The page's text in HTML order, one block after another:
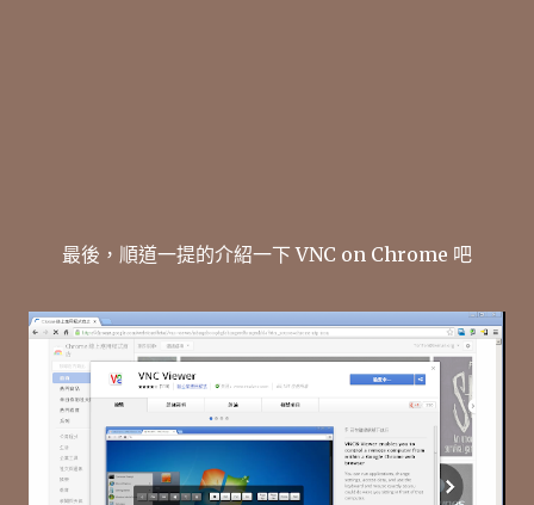
最後，順道一提的介紹一下 VNC on Chrome 吧